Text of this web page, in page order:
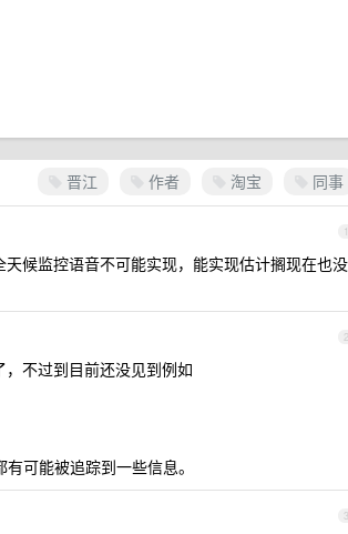
晋江 作者 淘宝 同事
1
候监控语音不可能实现，能实现估计搁现在也没
2
不过到目前还没见到例如
可能被追踪到一些信息。
3